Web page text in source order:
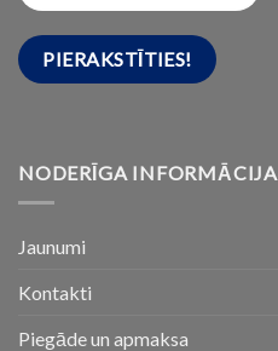
NODERĪGA INFORMĀCIJA
Jaunumi
Kontakti
Piegāde un apmaksa